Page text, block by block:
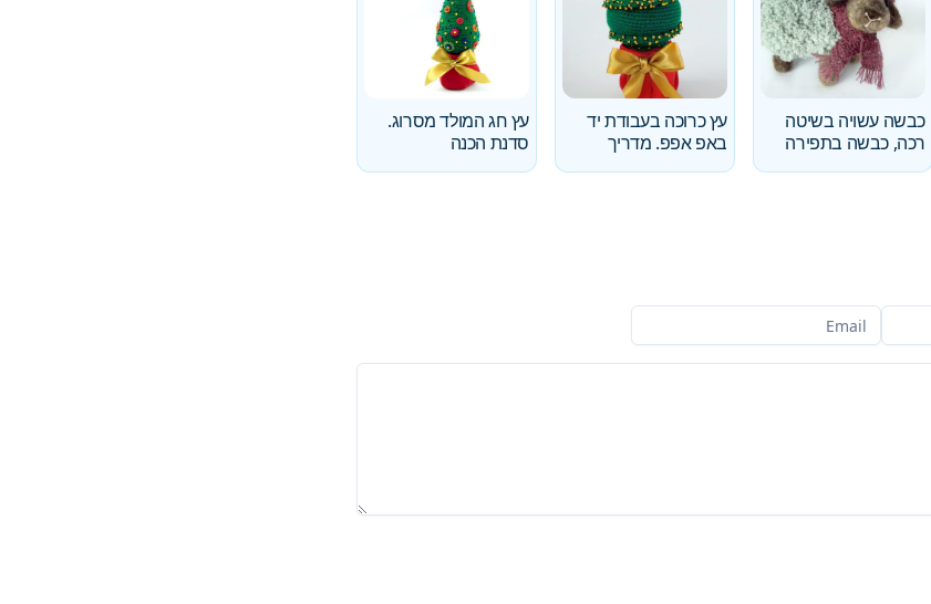
כבשה עשויה בשיטה
רכה, כבשה בתפירה
עץ כרוכה בעבודת יד
באפ אפפ. מדריך
עץ חג המולד מסרוג.
סדנת הכנה
האימייל שלך